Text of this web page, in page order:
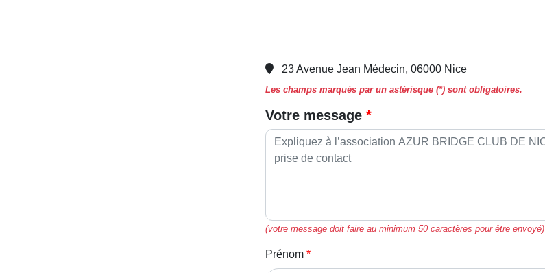
23 Avenue Jean Médecin, 06000 Nice
Les champs marqués par un astérisque (*) sont obligatoires.
Votre message
(votre message doit faire au minimum 50 caractères pour être envoyé)
Prénom